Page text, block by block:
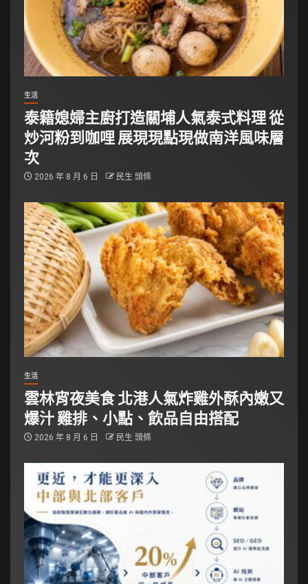
生活
泰籍媳婦主廚打造關埔人氣泰式料理 從
炒河粉到咖哩 展現現點現做南洋風味層
次
2026 年 8 月 6 日 民生 頭條
生活
雲林宵夜美食 北港人氣炸雞外酥內嫩又
爆汁 雞排、小點、飲品自由搭配
2026 年 8 月 6 日 民生 頭條